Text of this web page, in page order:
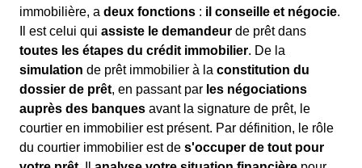
immobilière, a deux fonctions : il conseille et négocie.
Il est celui qui assiste le demandeur de prêt dans
toutes les étapes du crédit immobilier. De la
simulation de prêt immobilier à la constitution du
dossier de prêt, en passant par les négociations
auprès des banques avant la signature de prêt, le
courtier en immobilier est présent. Par définition, le rôle
du courtier immobilier est de s'occuper de tout pour